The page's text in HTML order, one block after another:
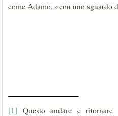
come Adamo, «con uno sguardo
[1] Questo andare e